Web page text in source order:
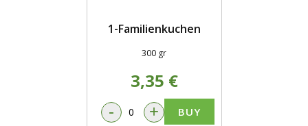
1-Familienkuchen
300 gr
3,35 €
- + BUY